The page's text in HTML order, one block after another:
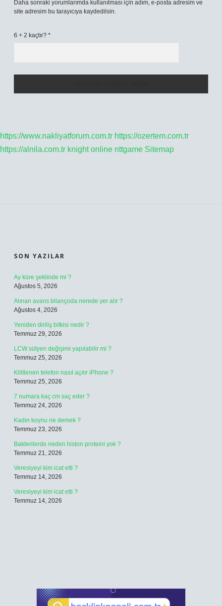
Daha sonraki yorumlarımda kullanılması için adım, e-posta adresim ve
site adresim bu tarayıcıya kaydedilsin.
6 + 2 kaçtır? *
https://www.nakliyatforum.com.tr https://ozertem.com.tr
https://alnila.com.tr knight online nttgame Sitemap
SON YAZILAR
Ay küre şeklinde mi ?
Ağustos 5, 2026
Alınan avans bilançoda nerede yer alır ?
Ağustos 4, 2026
Yeniden diriliş bitkisi nedir ?
Temmuz 29, 2026
LCW sütyen değişimi yapılabilir mi ?
Temmuz 25, 2026
Kilitlenen telefon nasıl açılır iPhone ?
Temmuz 25, 2026
7 numara kaç cm saç eder ?
Temmuz 24, 2026
Kadın koynu ne demek ?
Temmuz 23, 2026
Bakterilerde neden histon proteini yok ?
Temmuz 21, 2026
Veresiyeyi kim icat etti ?
Temmuz 14, 2026
Veresiyeyi kim icat etti ?
Temmuz 14, 2026